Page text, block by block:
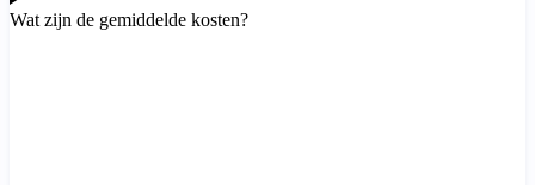
Wat zijn de gemiddelde kosten?